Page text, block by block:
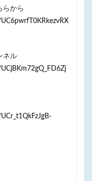
らから
ネル